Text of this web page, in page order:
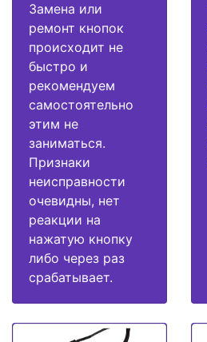
Замена или
ремонт кнопок
происходит не
быстро и
рекомендуем
самостоятельно
этим не
заниматься.
Признаки
неисправности
очевидны, нет
реакции на
нажатую кнопку
либо через раз
срабатывает.